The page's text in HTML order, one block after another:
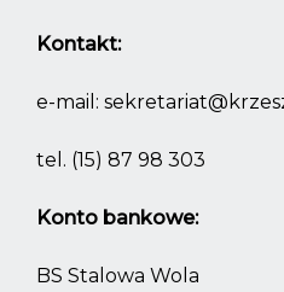
Kontakt:
e-mail:
tel. (15) 87 98 303
Konto bankowe:
BS Stalowa Wola